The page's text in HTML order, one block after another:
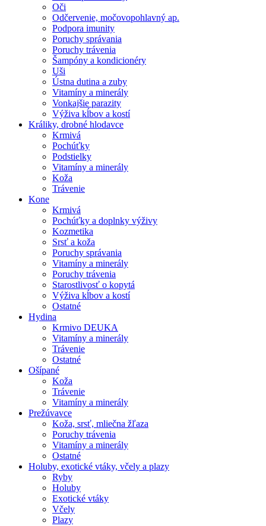
Oči
Odčervenie, močovopohlavný ap.
Podpora imunity
Poruchy správania
Poruchy trávenia
Šampóny a kondicionéry
Uši
Ústna dutina a zuby
Vitamíny a minerály
Vonkajšie parazity
Výživa kĺbov a kostí
Králiky, drobné hlodavce
Krmivá
Pochúťky
Podstielky
Vitamíny a minerály
Koža
Trávenie
Kone
Krmivá
Pochúťky a doplnky výživy
Kozmetika
Srsť a koža
Poruchy správania
Vitamíny a minerály
Poruchy trávenia
Starostlivosť o kopytá
Výživa kĺbov a kostí
Ostatné
Hydina
Krmivo DEUKA
Vitamíny a minerály
Trávenie
Ostatné
Ošípané
Koža
Trávenie
Vitamíny a minerály
Prežúvavce
Koža, srsť, mliečna žľaza
Poruchy trávenia
Vitamíny a minerály
Ostatné
Holuby, exotické vtáky, včely a plazy
Ryby
Holuby
Exotické vtáky
Včely
Plazy